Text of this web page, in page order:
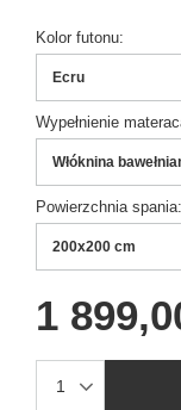
Kolor futonu
Ecru
Wypełnienie
Włóknina
Powierzchnia spania
200x200 cm
1